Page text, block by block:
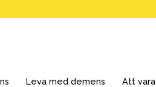
Leva med demens Att